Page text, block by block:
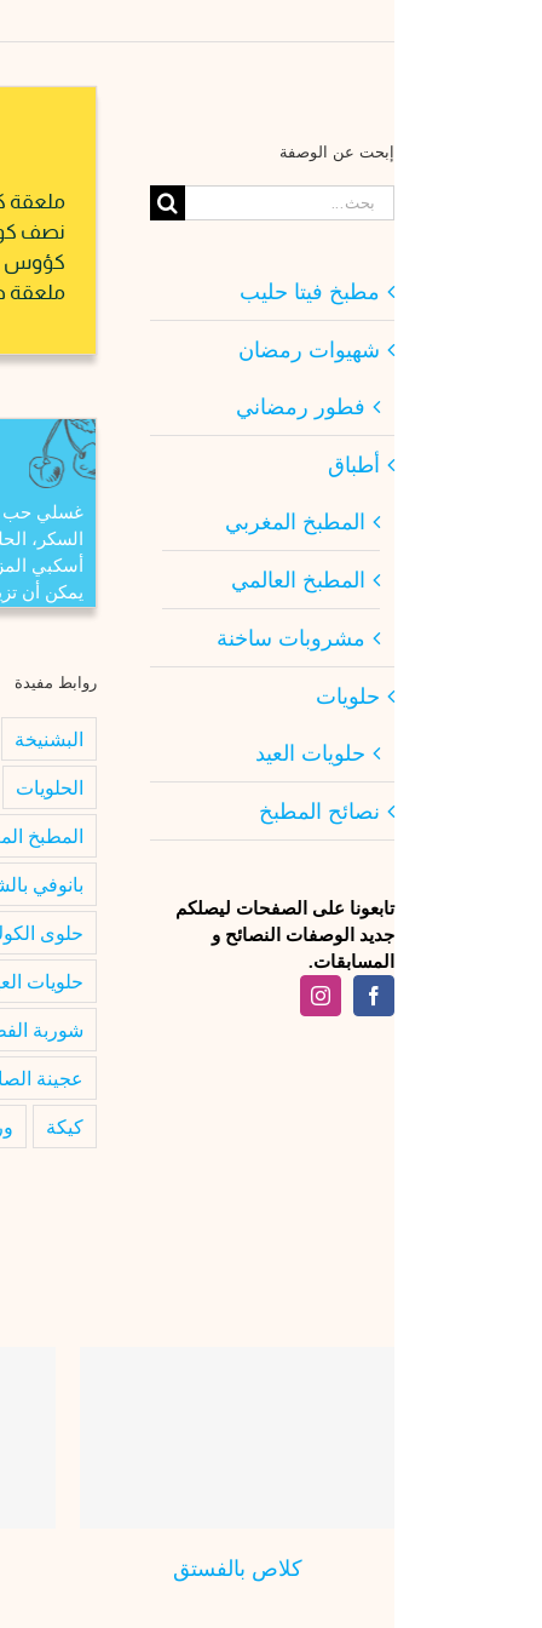
إبحت عن الوصفة
البحث
مطبخ فيتا حليب
شهيوات رمضان
فطور رمضاني
أطباق
المطبخ المغربي
المطبخ العالمي
مشروبات ساخنة
حلويات
حلويات العيد
نصائح المطبخ
تابعونا على الصفحات ليصلكم
جديد الوصفات النصائح و
المسابقات.
ملعقة
نصف
كؤوس
ملعقة
غسلي حب
السكر،
أسكبي
يمكن أن
روابط مفيدة
البشنيخة
الحلويات
المطبخ
بانوفي
حلوى
حلويات
شوربة
عجينة
كيكة
كلاص بالفستق